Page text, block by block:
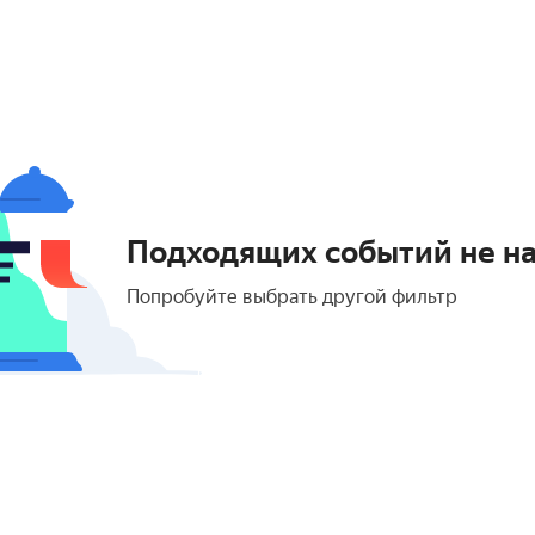
Подходящих событий не
Попробуйте выбрать другой фильтр